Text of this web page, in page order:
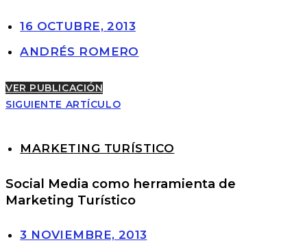
16 OCTUBRE, 2013
ANDRÉS ROMERO
VER PUBLICACIÓN
SIGUIENTE ARTÍCULO
MARKETING TURÍSTICO
Social Media como herramienta de
Marketing Turístico
3 NOVIEMBRE, 2013